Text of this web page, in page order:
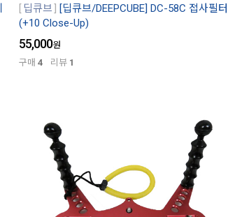
딥큐브
[딥큐브/DEEPCUBE] DC-58C 접사필터
(+10 Close-Up)
55,000원
구매 4 리뷰 1